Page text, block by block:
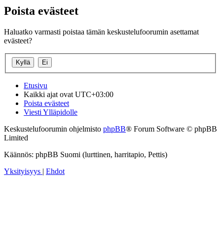
Poista evästeet
Haluatko varmasti poistaa tämän keskustelufoorumin asettamat
evästeet?
Etusivu
Kaikki ajat ovat UTC+03:00
Poista evästeet
Viesti Ylläpidolle
Keskustelufoorumin ohjelmisto phpBB® Forum Software © phpBB
Limited
Käännös: phpBB Suomi (lurttinen, harritapio, Pettis)
Yksityisyys | Ehdot